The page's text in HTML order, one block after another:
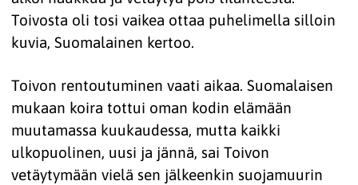
Toivosta oli tosi vaikea ottaa puhelimella silloin
kuvia, Suomalainen kertoo.
Toivon rentoutuminen vaati aikaa. Suomalaisen
mukaan koira tottui oman kodin elämään
muutamassa kuukaudessa, mutta kaikki
ulkopuolinen, uusi ja jännä, sai Toivon
vetäytymään vielä sen jälkeenkin suojamuurin